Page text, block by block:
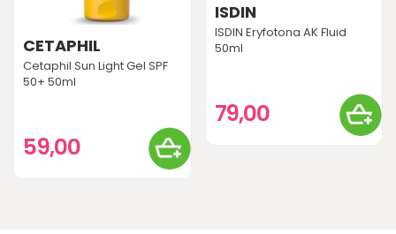
CETAPHIL
Cetaphil Sun Light Gel SPF
50+ 50ml
59,00
ISDIN
ISDIN Eryfotona AK Fluid
50ml
79,00